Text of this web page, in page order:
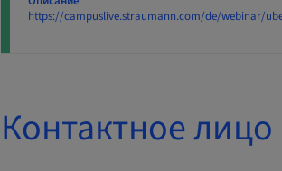
https://campuslive.straumann.com/de/webinar/
Контактное лицо